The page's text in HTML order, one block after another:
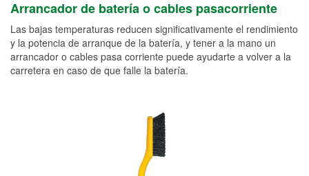
Arrancador de batería o cables pasacorriente
Las bajas temperaturas reducen significativamente el rendimiento
y la potencia de arranque de la batería, y tener a la mano un
arrancador o cables pasa corriente puede ayudarte a volver a la
carretera en caso de que falle la batería.